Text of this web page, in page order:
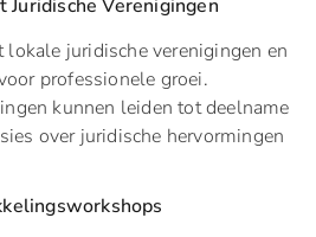
Verenigingen
lokale juridische verenigingen en
professionele groei.
kunnen leiden tot deelname
over juridische hervormingen